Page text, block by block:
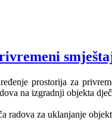
prostorija za
na izgradnji objekta
radova za uklanjanje